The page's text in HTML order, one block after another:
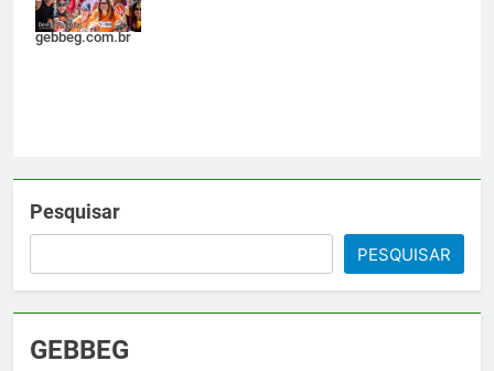
Janeiro -
gebbeg.com.br
Pesquisar
PESQUISAR
GEBBEG